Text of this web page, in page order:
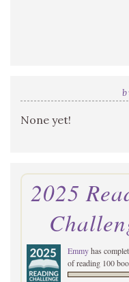
None yet!
2025
Emmyhas
of reading 100